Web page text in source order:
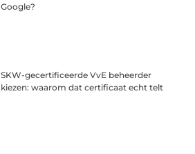
Google?
SKW-gecertificeerde VvE beheerder
kiezen: waarom dat certificaat echt telt